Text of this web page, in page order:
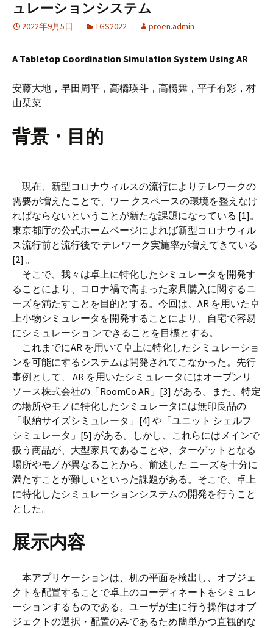
ュレーションシステム
2022年9月5日 TGS2022 proen.admin
A Tabletop Coordination Simulation System Using AR
安藤大地，早田周平，高橋瑛斗，高橋舞，平子有彩，村
山栞菜
背景・目的
現在、新型コロナウィルスの流行によりテレワークの
需要が増えたことで、ワー クスペースの環境を整えなけ
ればならないということが新たな課題になっている [1]。
東京都庁の公式ホームページによれば新型コロナウィル
ス流行前と流行後で テレワーク実施率が増えてきている
[2] 。
そこで、我々は卓上に特化したシミュレータを開発す
ることにより、コロナ禍で高まった家具購入に関するニ
ーズを満たすことを目的とする。今回は、AR を用いた卓
上小物シミュレータを開発することにより、自宅で容易
にシミュレーショ ンできることを目標とする。
これまでにAR を用いて卓上に特化したシミュレーショ
ンを可能にするシステムは開発されてこなかった。先行
事例として、 AR を用いたシミュレータにはオープンリ
ソース株式会社の「RoomCo AR」[3] がある。また、特定
の場所やモノに特化したシミュレータには無印良品の
「収納サイズシミュレータ」[4] や「ユニット シェルフ
シミュレータ」[5] がある。しかし、これらにはメインで
扱う商品が、大型家具であることや、ターゲットとなる
場所やモノが異なることから、前述した ニーズを十分に
満たすことが難しいといった課題がある。そこで、卓上
に特化したシミュレーションシステムの開発を行うこと
とした。
展示内容
本アプリケーションは、机の平面を検出し、オブジェ
クトを配置することで卓上のコーディネートをシミュレ
ーションするものである。ユーザが主に行う操作はオブ
ジェクトの選択・配置のみであるため簡単かつ直観的な